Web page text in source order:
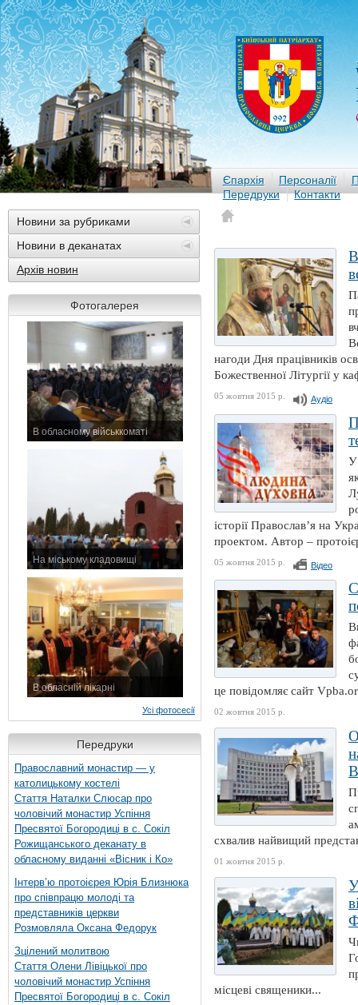
Єпархія Персоналії
Передруки
Контакти
Новини за рубриками
Новини в деканатах
Архів новин
Фотогалерея
В обласному військкоматі
На міському кладовищі
В обласній лікарні
Усі фотосесії
Передруки
Православний монастир — у
католицькому костелі
Стаття Наталки Слюсар про
чоловічий монастир Успіння
Пресвятої Богородиці в с. Сокіл
Рожищанського деканату в
обласному виданні «Вісник і Ко»
Інтерв’ю протоієрея Юрія Близнюка
про співпрацю молоді та
представників церкви
Розмовляла Оксана Федорук
Зцілений молитвою
Стаття Олени Лівіцької про
чоловічий монастир Успіння
Пресвятої Богородиці в с. Сокіл
нагоди Дня працівників
Божественної Літургії у
05 жовтня 2015 р. Аудіо
У
історії Православ’я на
проектом. Автор –
05 жовтня 2015 р. Відео
це повідомляє сайт
02 жовтня 2015 р.
схвалив найвищий
01 жовтня 2015 р.
місцеві священики...